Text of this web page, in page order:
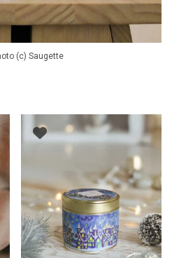
(c) Saugette